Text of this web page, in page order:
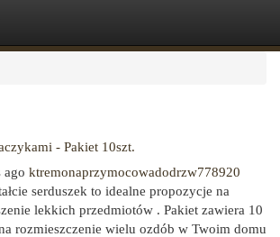
- Pakiet 10szt.
ago ktremonaprzymocowadodrzw778920
serduszek to idealne propozycje na
lekkich przedmiotów . Pakiet zawiera 10
rozmieszczenie wielu ozdób w Twoim domu